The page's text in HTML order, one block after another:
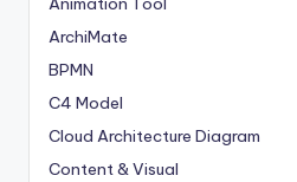
ArchiMate
BPMN
C4 Model
Cloud Architecture Diagram
Content & Visual